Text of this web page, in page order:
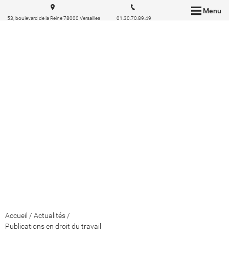
Menu
53, boulevard de la Reine 78000 Versailles 01.30.70.89.49
Accueil / Actualités /
Publications en droit du travail